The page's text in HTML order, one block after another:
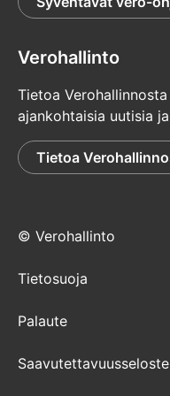
Verohallinto
Tietoa
ajankohtaisia uutisia
Tietoa
© Verohallinto
Tietosuoja
Palaute
Saavutettavuusseloste